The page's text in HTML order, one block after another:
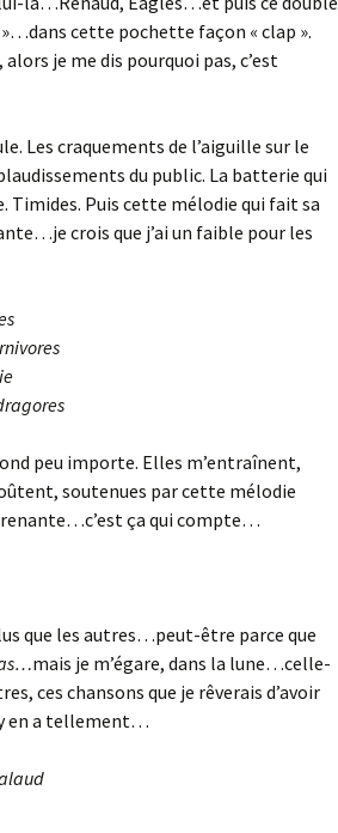
cette pochette façon « clap ».
je me dis pourquoi pas, c’est
Les craquements de l’aiguille sur le
du public. La batterie qui
Timides. Puis cette mélodie qui fait sa
crois que j’ai un faible pour les
peu importe. Elles m’entraînent,
soutenues par cette mélodie
ça qui compte…
que les autres…peut-être parce que
mais je m’égare, dans la lune…celle-
ces chansons que je rêverais d’avoir
en a tellement…